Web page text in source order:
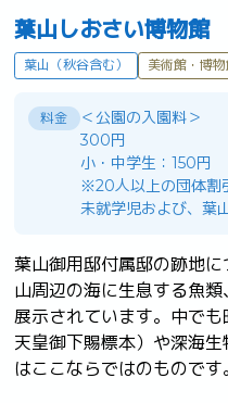
葉山しおさい博物館
葉山（秋谷含む） 美術館・博
料金
＜公園の入園料＞
300円
小・中学生：150円
※20人以上の団体割
未就学児および、葉
葉山御用邸付属邸の跡地
山周辺の海に生息する魚
展示されています。中で
天皇御下賜標本）や深海